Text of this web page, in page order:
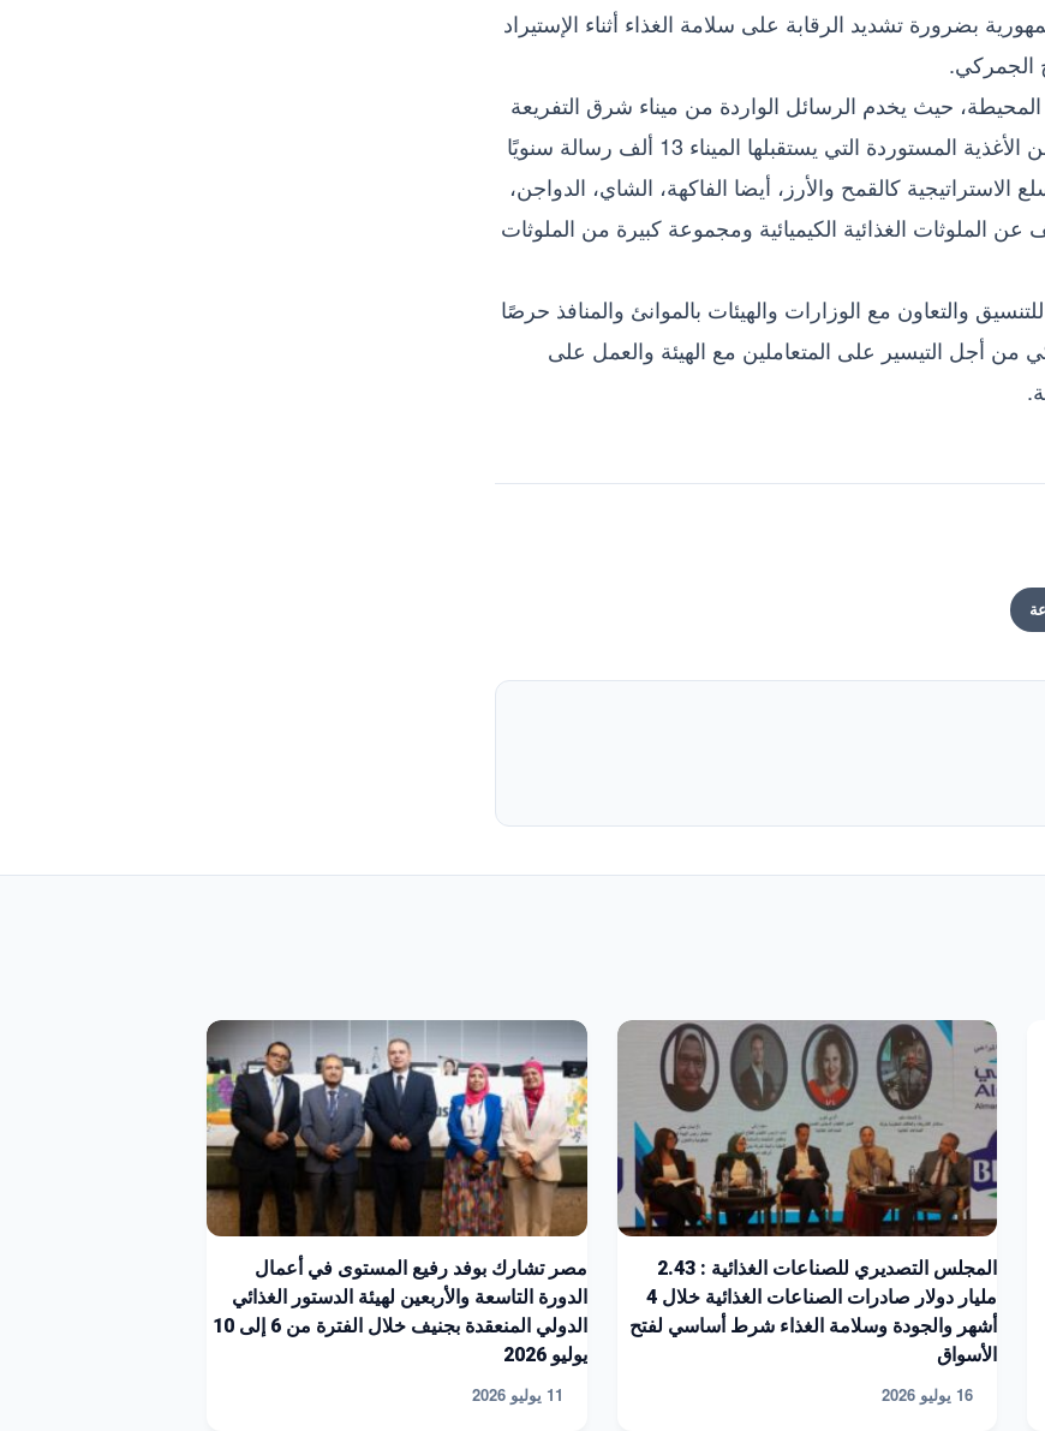
بضرورة تشديد الرقابة على سلامة الغذاء أثناء الإستيراد
الجمركي.
حيث يخدم الرسائل الواردة من ميناء شرق التفريعة
وغرب التفريعة البحري، وتبلغ متوسط عدد الرسائل من الأغذية المستوردة التي يستقبلها الميناء 13 ألف رسالة سنويًا
الاستراتيجية كالقمح والأرز، أيضا الفاكهة، الشاي، الدواجن،
الغذائية الكيميائية ومجموعة كبيرة من الملوثات
والتعاون مع الوزارات والهيئات بالموانئ والمنافذ حرصًا
أجل التيسير على المتعاملين مع الهيئة والعمل على
المجلس التصديري للصناعات الغذائية : 2.43
مليار دولار صادرات الصناعات الغذائية خلال 4
أشهر والجودة وسلامة الغذاء شرط أساسي لفتح
الأسواق
16 يوليو 2026
مصر تشارك بوفد رفيع المستوى في أعمال
الدورة التاسعة والأربعين لهيئة الدستور الغذائي
الدولي المنعقدة بجنيف خلال الفترة من 6 إلى 10
يوليو 2026
11 يوليو 2026